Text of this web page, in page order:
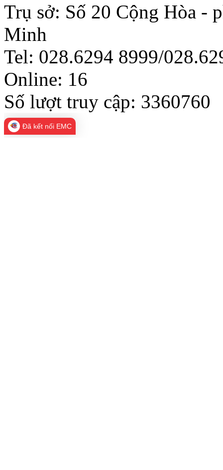
Trụ sở: Số 20 Cộng Hòa -
Minh
Tel: 028.6294 8999/
Online: 16
Số lượt truy cập: 3360760
Đã kết nối EMC